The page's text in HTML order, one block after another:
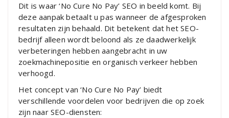
Dit is waar ‘No Cure No Pay’ SEO in beeld komt. Bij
deze aanpak betaalt u pas wanneer de afgesproken
resultaten zijn behaald. Dit betekent dat het SEO-
bedrijf alleen wordt beloond als ze daadwerkelijk
verbeteringen hebben aangebracht in uw
zoekmachinepositie en organisch verkeer hebben
verhoogd.
Het concept van ‘No Cure No Pay’ biedt
verschillende voordelen voor bedrijven die op zoek
zijn naar SEO-diensten: